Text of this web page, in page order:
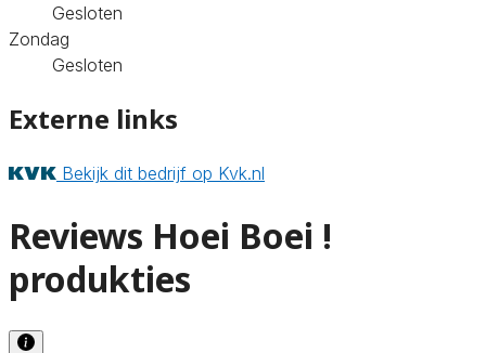
Gesloten
Zondag
Gesloten
Externe links
Bekijk dit bedrijf op Kvk.nl
Reviews Hoei Boei !
produkties